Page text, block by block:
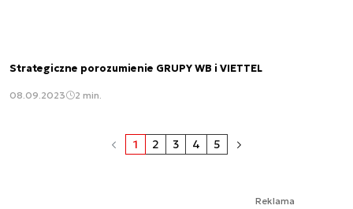
Strategiczne porozumienie GRUPY WB i VIETTEL
08.09.2023 2 min.
1 2 3 4 5
Reklama